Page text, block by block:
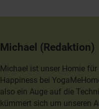
Michael (Redaktion)
Michael ist unser Homie für
Happiness bei
also ein Auge auf die
kümmert sich um unseren